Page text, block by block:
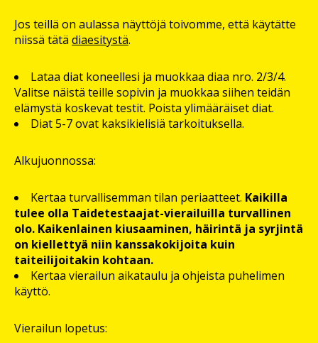
Jos teillä on aulassa näyttöjä toivomme, että käytätte
niissä tätä diaesitystä.
Lataa diat koneellesi ja muokkaa diaa nro. 2/3/4.
Valitse näistä teille sopivin ja muokkaa siihen teidän
elämystä koskevat testit. Poista ylimääräiset diat.
Diat 5-7 ovat kaksikielisiä tarkoituksella.
Alkujuonnossa:
Kertaa turvallisemman tilan periaatteet. Kaikilla
tulee olla Taidetestaajat-vierailuilla turvallinen
olo. Kaikenlainen kiusaaminen, häirintä ja syrjintä
on kiellettyä niin kanssakokijoita kuin
taiteilijoitakin kohtaan.
Kertaa vierailun aikataulu ja ohjeista puhelimen
käyttö.
Vierailun lopetus: